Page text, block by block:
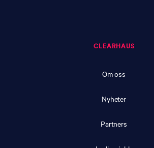
CLEARHAUS
Om oss
Nyheter
Partners